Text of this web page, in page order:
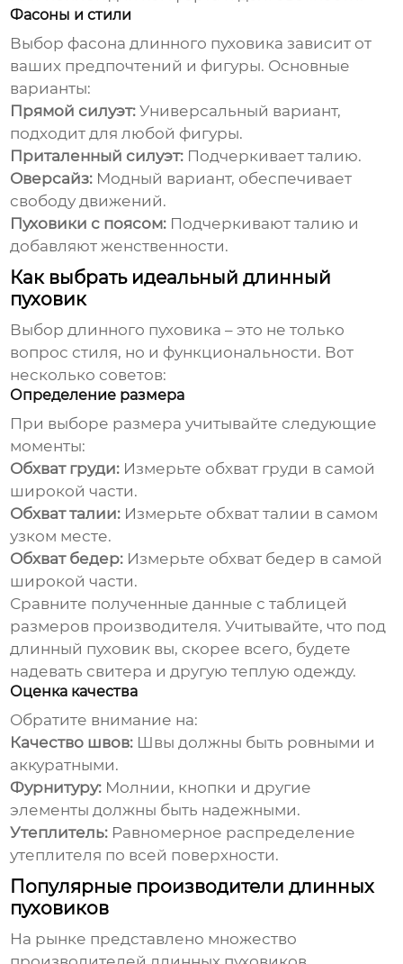
Фасоны и стили
Выбор фасонадлинного пуховика зависит от
ваших предпочтений и фигуры. Основные
варианты:
Прямой силуэт: Универсальный вариант,
подходит для любой фигуры.
Приталенный силуэт: Подчеркивает талию.
Оверсайз: Модный вариант, обеспечивает
свободу движений.
Пуховики с поясом: Подчеркивают талию и
добавляют женственности.
Как выбрать идеальный длинный
пуховик
Выбордлинного пуховика – это не только
вопрос стиля, но и функциональности. Вот
несколько советов:
Определение размера
При выборе размера учитывайте следующие
моменты:
Обхват груди: Измерьте обхват груди в самой
широкой части.
Обхват талии: Измерьте обхват талии в самом
узком месте.
Обхват бедер: Измерьте обхват бедер в самой
широкой части.
Сравните полученные данные с таблицей
размеров производителя. Учитывайте, что под
длинный пуховик вы, скорее всего, будете
надевать свитера и другую теплую одежду.
Оценка качества
Обратите внимание на:
Качество швов: Швы должны быть ровными и
аккуратными.
Фурнитуру: Молнии, кнопки и другие
элементы должны быть надежными.
Утеплитель: Равномерное распределение
утеплителя по всей поверхности.
Популярные производители длинных
пуховиков
На рынке представлено множество